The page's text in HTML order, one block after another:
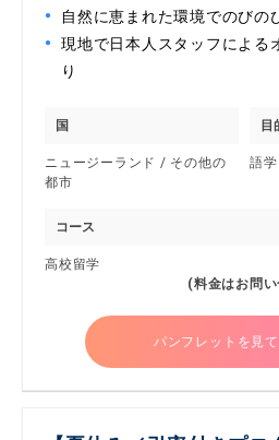
自然に恵まれた環境でのびの
現地で日本人スタッフによる
り
国
ニュージーランド / その他の
都市
目
語
コース
高校留学
(料金はお問い
パンフレットを見て